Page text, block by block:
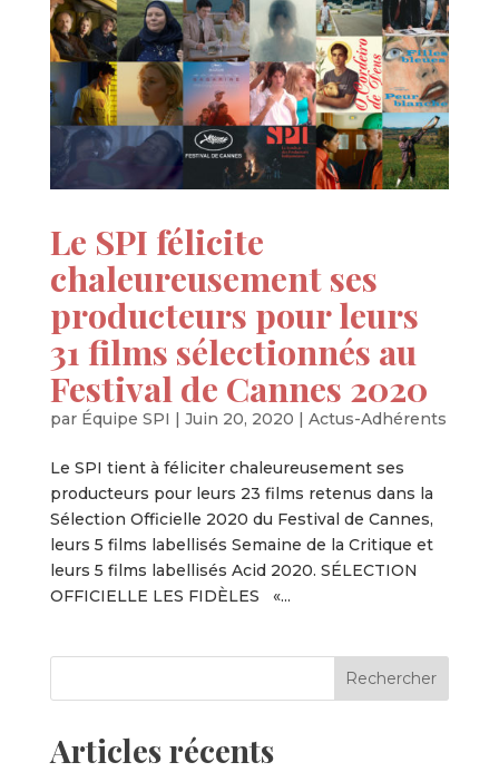
Le SPI félicite
chaleureusement ses
producteurs pour leurs
31 films sélectionnés au
Festival de Cannes 2020
par Équipe SPI | Juin 20, 2020 | Actus-Adhérents
Le SPI tient à féliciter chaleureusement ses
producteurs pour leurs 23 films retenus dans la
Sélection Officielle 2020 du Festival de Cannes,
leurs 5 films labellisés Semaine de la Critique et
leurs 5 films labellisés Acid 2020. SÉLECTION
OFFICIELLE LES FIDÈLES «...
Articles récents